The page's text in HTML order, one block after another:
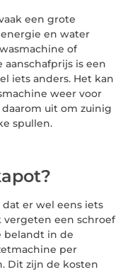
een grote
en water
of
aanschafprijs is een
iets anders. Het kan
weer voor
uit om zuinig
spullen.
er wel eens iets
vergeten een schroef
belandt in de
per
Dit zijn de kosten